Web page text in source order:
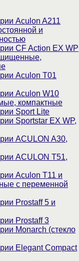
Aculon A211
и
СF Action EX WP
Aculon T01
Aculon W10
компактные
Sport Lite
Sportstar EX WP,
ACULON A30,
ACULON Т51,
Aculon T11 и
с переменной
Prostaff 5 и
Prostaff 3
Monarch (стекло
Elegant Compact